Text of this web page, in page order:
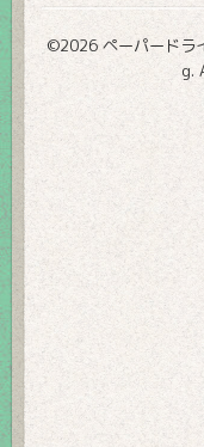
©2026 ペーパード
g.